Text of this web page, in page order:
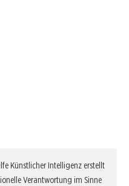
Künstlicher Intelligenz erstellt
Verantwortung im Sinne